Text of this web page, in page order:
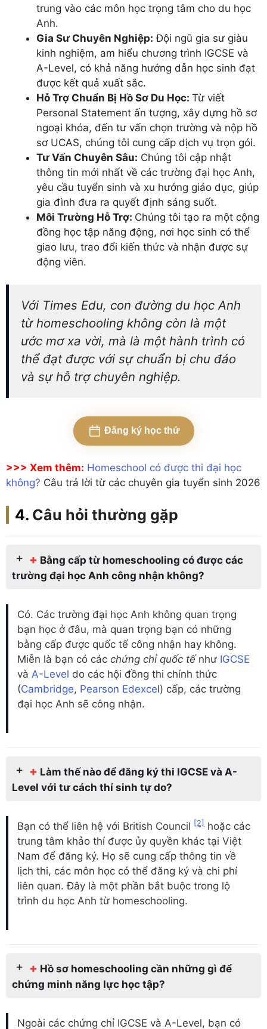
trung vào các môn học trọng tâm cho du học
Anh.
Gia Sư Chuyên Nghiệp: Đội ngũ gia sư giàu
kinh nghiệm, am hiểu chương trình IGCSE và
A-Level, có khả năng hướng dẫn học sinh đạt
được kết quả xuất sắc.
Hỗ Trợ Chuẩn Bị Hồ Sơ Du Học: Từ viết
Personal Statement ấn tượng, xây dựng hồ sơ
ngoại khóa, đến tư vấn chọn trường và nộp hồ
sơ UCAS, chúng tôi cung cấp dịch vụ trọn gói.
Tư Vấn Chuyên Sâu: Chúng tôi cập nhật
thông tin mới nhất về các trường đại học Anh,
yêu cầu tuyển sinh và xu hướng giáo dục, giúp
gia đình đưa ra quyết định sáng suốt.
Môi Trường Hỗ Trợ: Chúng tôi tạo ra một cộng
đồng học tập năng động, nơi học sinh có thể
giao lưu, trao đổi kiến thức và nhận được sự
động viên.
Với Times Edu, con đường du học Anh
từ homeschooling không còn là một
ước mơ xa vời, mà là một hành trình có
thể đạt được với sự chuẩn bị chu đáo
và sự hỗ trợ chuyên nghiệp.
Đăng ký học thử
>>> Xem thêm: Homeschool có được thi đại học
không? Câu trả lời từ các chuyên gia tuyển sinh 2026
Câu hỏi thường gặp
+ Bằng cấp từ homeschooling có được các
trường đại học Anh công nhận không?
Có. Các trường đại học Anh không quan trọng
bạn học ở đâu, mà quan trọng bạn có những
bằng cấp được quốc tế công nhận hay không.
Miễn là bạn có các chứng chỉ quốc tếnhư IGCSE
và A-Level do các hội đồng thi chính thức
(Cambridge, Pearson Edexcel) cấp, các trường
đại học Anh sẽ công nhận.
+ Làm thế nào để đăng ký thi IGCSE và A-
Level với tư cách thí sinh tự do?
Bạn có thể liên hệ với British Council [2] hoặc các
trung tâm khảo thí được ủy quyền khác tại Việt
Nam để đăng ký. Họ sẽ cung cấp thông tin về
lịch thi, các môn học có thể đăng ký và chi phí
liên quan. Đây là một phần bắt buộc trong lộ
trình du học Anh từ homeschooling.
+ Hồ sơ homeschooling cần những gì để
chứng minh năng lực học tập?
Ngoài các chứng chỉ IGCSE và A-Level, bạn có